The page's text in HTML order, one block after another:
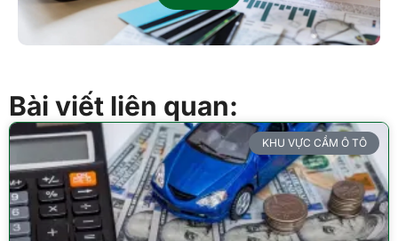
Bài viết liên quan:
KHU VỰC CẦM Ô TÔ